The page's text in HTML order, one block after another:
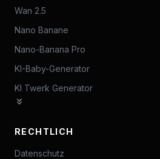
Wan 2.5
Nano Banane
Nano-Banana Pro
KI-Baby-Generator
KI Twerk Generator
RECHTLICH
Datenschutz